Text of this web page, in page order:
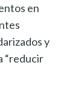
en
y
“reducir